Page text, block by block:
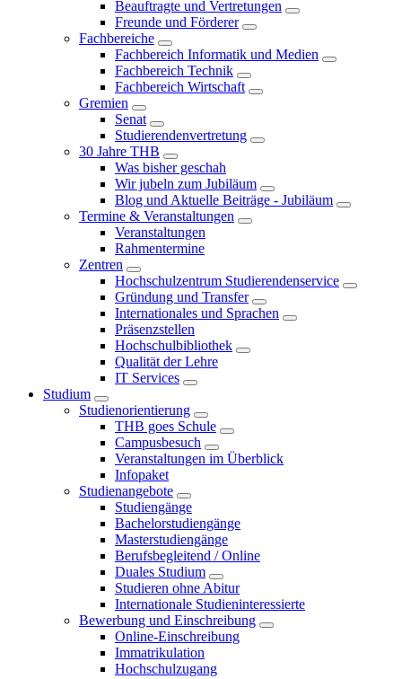
Beauftragte und Vertretungen
Freunde und Förderer
Fachbereiche
Fachbereich Informatik und Medien
Fachbereich Technik
Fachbereich Wirtschaft
Gremien
Senat
Studierendenvertretung
30 Jahre THB
Was bisher geschah
Wir jubeln zum Jubiläum
Blog und Aktuelle Beiträge - Jubiläum
Termine & Veranstaltungen
Veranstaltungen
Rahmentermine
Zentren
Hochschulzentrum Studierendenservice
Gründung und Transfer
Internationales und Sprachen
Präsenzstellen
Hochschulbibliothek
Qualität der Lehre
IT Services
Studium
Studienorientierung
THB goes Schule
Campusbesuch
Veranstaltungen im Überblick
Infopaket
Studienangebote
Studiengänge
Bachelorstudiengänge
Masterstudiengänge
Berufsbegleitend / Online
Duales Studium
Studieren ohne Abitur
Internationale Studieninteressierte
Bewerbung und Einschreibung
Online-Einschreibung
Immatrikulation
Hochschulzugang